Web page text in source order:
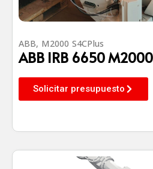
ABB, M2000 S4CPlus
ABB IRB 6650 M2000
Solicitar presupuesto